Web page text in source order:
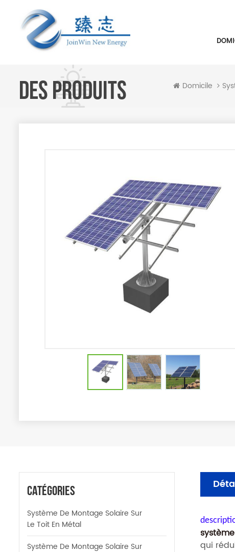
DES PRODUITS Domicile
Catégories
Système De Montage Solaire Sur
Le Toit En Métal
Système De Montage Solaire Sur
qui